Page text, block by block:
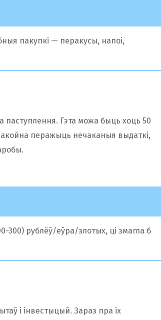
пакупкі — перакусы, напоі,
паступлення. Гэта можа быць хоць 50
перажыць нечаканыя выдаткі,
300) рублёў/еўра/злотых, ці змагла б
і інвестыцый. Зараз пра іх